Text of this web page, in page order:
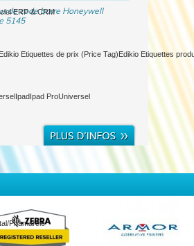
ERP & CRM
Edikio Etiquettes de prix (Price Tag)Edikio Etiquettes
IpadIpad ProUniversel
Phamarcie
de code barre Honeywell
5145